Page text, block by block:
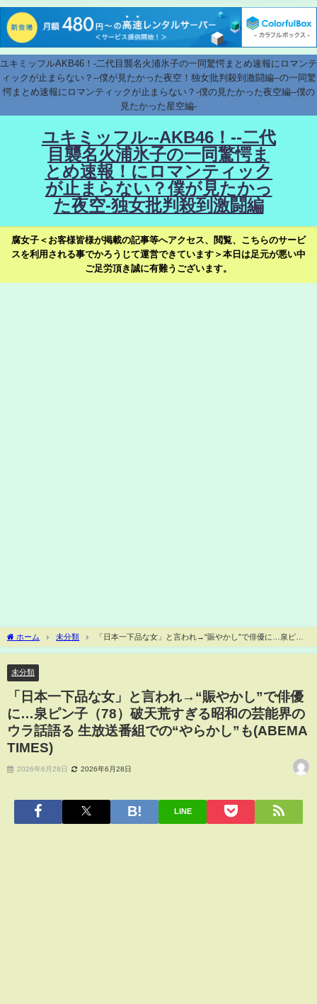
ユキミッフルAKB46！-二代目襲名火浦氷子の一同驚愕まとめ速報にロマンテ
ィックが止まらない？--僕が見たかった夜空！独女批判殺到激闘編--の一同驚
愕まとめ速報にロマンティックが止まらない？-僕の見たかった夜空編--僕の
見たかった星空編-
ユキミッフル--AKB46！--二代
目襲名火浦氷子の一同驚愕ま
とめ速報！にロマンティック
が止まらない？僕が見たかっ
た夜空-独女批判殺到激闘編
腐女子＜お客様皆様が掲載の記事等へアクセス、閲覧、こちらのサービ
スを利用される事でかろうじて運営できています＞本日は足元が悪い中
ご足労頂き誠に有難うございます。
ホーム 未分類
「日本一下品な女」と言われ→“賑やかし”で俳優に…泉ピン
子（78）破天荒すぎる昭和の芸能界のウラ話語る 生放送番組での“やらかし”も(ABEMA
未分類
「日本一下品な女」と言われ→“賑やかし”で俳優
に…泉ピン子（78）破天荒すぎる昭和の芸能界の
ウラ話語る 生放送番組での“やらかし”も(ABEMA
TIMES)
2026年6月28日 2026年6月28日
LINE